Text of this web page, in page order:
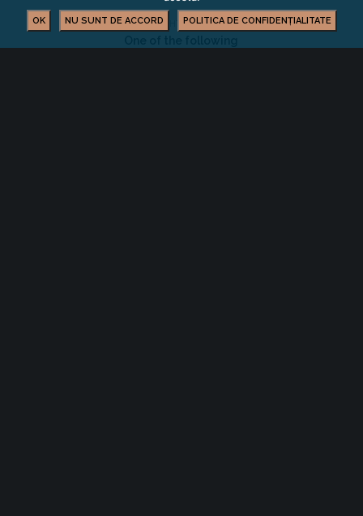
YOU MIGHT ALSO LIKE
OK NU SUNT DE ACCORD POLITICA DE CONFIDENȚIALITATE